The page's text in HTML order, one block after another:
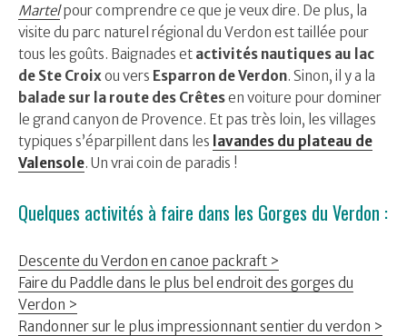
Martelpour comprendre ce que je veux dire. De plus, la
visite du parc naturel régional du Verdon est taillée pour
tous les goûts. Baignades et activités nautiques au lac
de Ste Croixou vers Esparron de Verdon. Sinon, il y a la
balade sur la route des Crêtesen voiture pour dominer
le grand canyon de Provence. Et pas très loin, les villages
typiques s’éparpillent dans les lavandes du plateau de
Valensole. Un vrai coin de paradis !
Quelques activités à faire dans les Gorges du Verdon :
Descente du Verdon en canoe packraft >
Faire du Paddle dans le plus bel endroit des gorges du
Verdon >
Randonner sur le plus impressionnant sentier du verdon >